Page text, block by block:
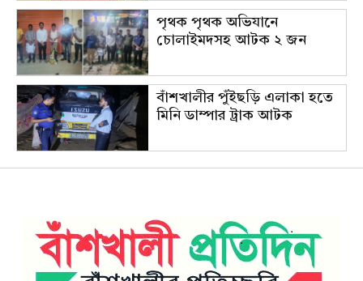
পৃথক পৃথক অভিযানে
চোলাইমদসহ আটক ২ জন
বাঁশখালীর পুঁইছড়ি এলাকা হতে
মিনি ডাম্পার ট্রাক আটক